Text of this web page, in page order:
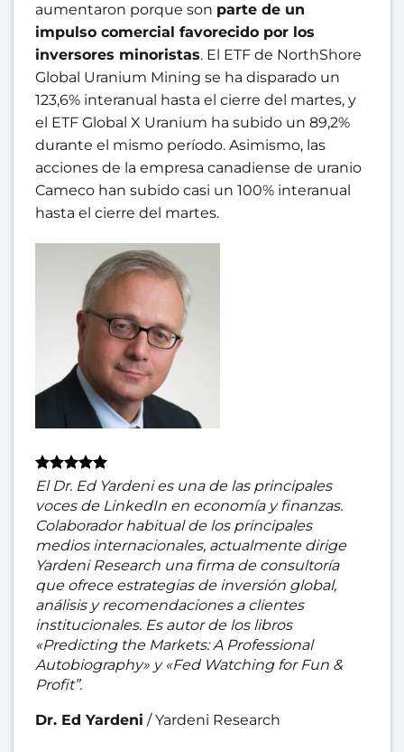
aumentaron porque son parte de un
impulso comercial favorecido por los
inversores minoristas. El ETF de NorthShore
Global Uranium Mining se ha disparado un
123,6% interanual hasta el cierre del martes, y
el ETF Global X Uranium ha subido un 89,2%
durante el mismo período. Asimismo, las
acciones de la empresa canadiense de uranio
Cameco han subido casi un 100% interanual
hasta el cierre del martes.
El Dr. Ed Yardeni es una de las principales
voces de LinkedIn en economía y finanzas.
Colaborador habitual de los principales
medios internacionales, actualmente dirige
Yardeni Research una firma de consultoría
que ofrece estrategias de inversión global,
análisis y recomendaciones a clientes
institucionales. Es autor de los libros
«Predicting the Markets: A Professional
Autobiography» y «Fed Watching for Fun &
Profit”.
Dr. Ed Yardeni /Yardeni Research